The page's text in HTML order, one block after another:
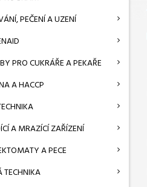
PEČENÍ A UZENÍ
PRO CUKRÁŘE A PEKAŘE
A HACCP
A MRAZÍCÍ ZAŘÍZENÍ
A PECE
TECHNIKA